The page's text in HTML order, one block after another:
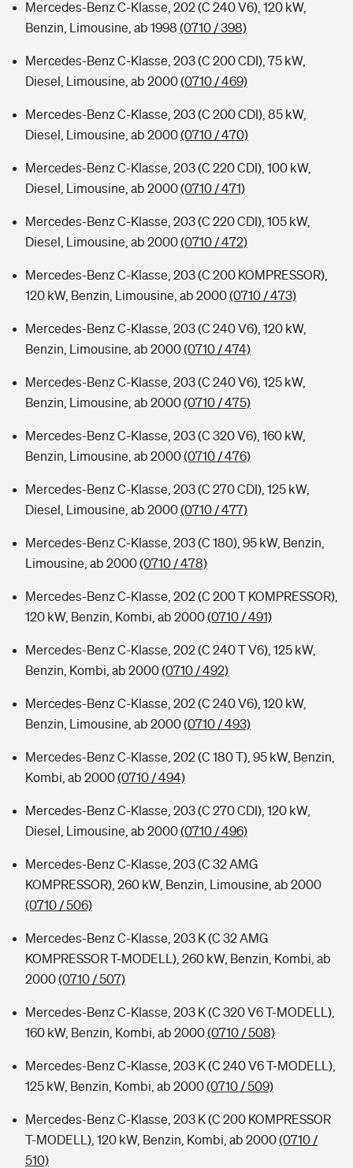
Mercedes-Benz C-Klasse, 202 (C 240 V6), 120 kW,
Benzin, Limousine, ab 1998 (0710 / 398)
Mercedes-Benz C-Klasse, 203 (C 200 CDI), 75 kW,
Diesel, Limousine, ab 2000(0710 / 469)
Mercedes-Benz C-Klasse, 203 (C 200 CDI), 85 kW,
Diesel, Limousine, ab 2000(0710 / 470)
Mercedes-Benz C-Klasse, 203 (C 220 CDI), 100 kW,
Diesel, Limousine, ab 2000(0710 / 471)
Mercedes-Benz C-Klasse, 203 (C 220 CDI), 105 kW,
Diesel, Limousine, ab 2000(0710 / 472)
Mercedes-Benz C-Klasse, 203 (C 200 KOMPRESSOR),
120 kW, Benzin, Limousine, ab 2000(0710 / 473)
Mercedes-Benz C-Klasse, 203 (C 240 V6), 120 kW,
Benzin, Limousine, ab 2000(0710 / 474)
Mercedes-Benz C-Klasse, 203 (C 240 V6), 125 kW,
Benzin, Limousine, ab 2000(0710 / 475)
Mercedes-Benz C-Klasse, 203 (C 320 V6), 160 kW,
Benzin, Limousine, ab 2000(0710 / 476)
Mercedes-Benz C-Klasse, 203 (C 270 CDI), 125 kW,
Diesel, Limousine, ab 2000(0710 / 477)
Mercedes-Benz C-Klasse, 203 (C 180), 95 kW, Benzin,
Limousine, ab 2000(0710 / 478)
Mercedes-Benz C-Klasse, 202 (C 200 T KOMPRESSOR),
120 kW, Benzin, Kombi, ab 2000(0710 / 491)
Mercedes-Benz C-Klasse, 202 (C 240 T V6), 125 kW,
Benzin, Kombi, ab 2000(0710 / 492)
Mercedes-Benz C-Klasse, 202 (C 240 V6), 120 kW,
Benzin, Limousine, ab 2000(0710 / 493)
Mercedes-Benz C-Klasse, 202 (C 180 T), 95 kW, Benzin,
Kombi, ab 2000(0710 / 494)
Mercedes-Benz C-Klasse, 203 (C 270 CDI), 120 kW,
Diesel, Limousine, ab 2000(0710 / 496)
Mercedes-Benz C-Klasse, 203 (C 32 AMG
KOMPRESSOR), 260 kW, Benzin, Limousine, ab 2000
(0710 / 506)
Mercedes-Benz C-Klasse, 203 K (C 32 AMG
KOMPRESSOR T-MODELL), 260 kW, Benzin, Kombi, ab
2000(0710 / 507)
Mercedes-Benz C-Klasse, 203 K (C 320 V6 T-MODELL),
160 kW, Benzin, Kombi, ab 2000(0710 / 508)
Mercedes-Benz C-Klasse, 203 K (C 240 V6 T-MODELL),
125 kW, Benzin, Kombi, ab 2000(0710 / 509)
Mercedes-Benz C-Klasse, 203 K (C 200 KOMPRESSOR
T-MODELL), 120 kW, Benzin, Kombi, ab 2000(0710 /
510)